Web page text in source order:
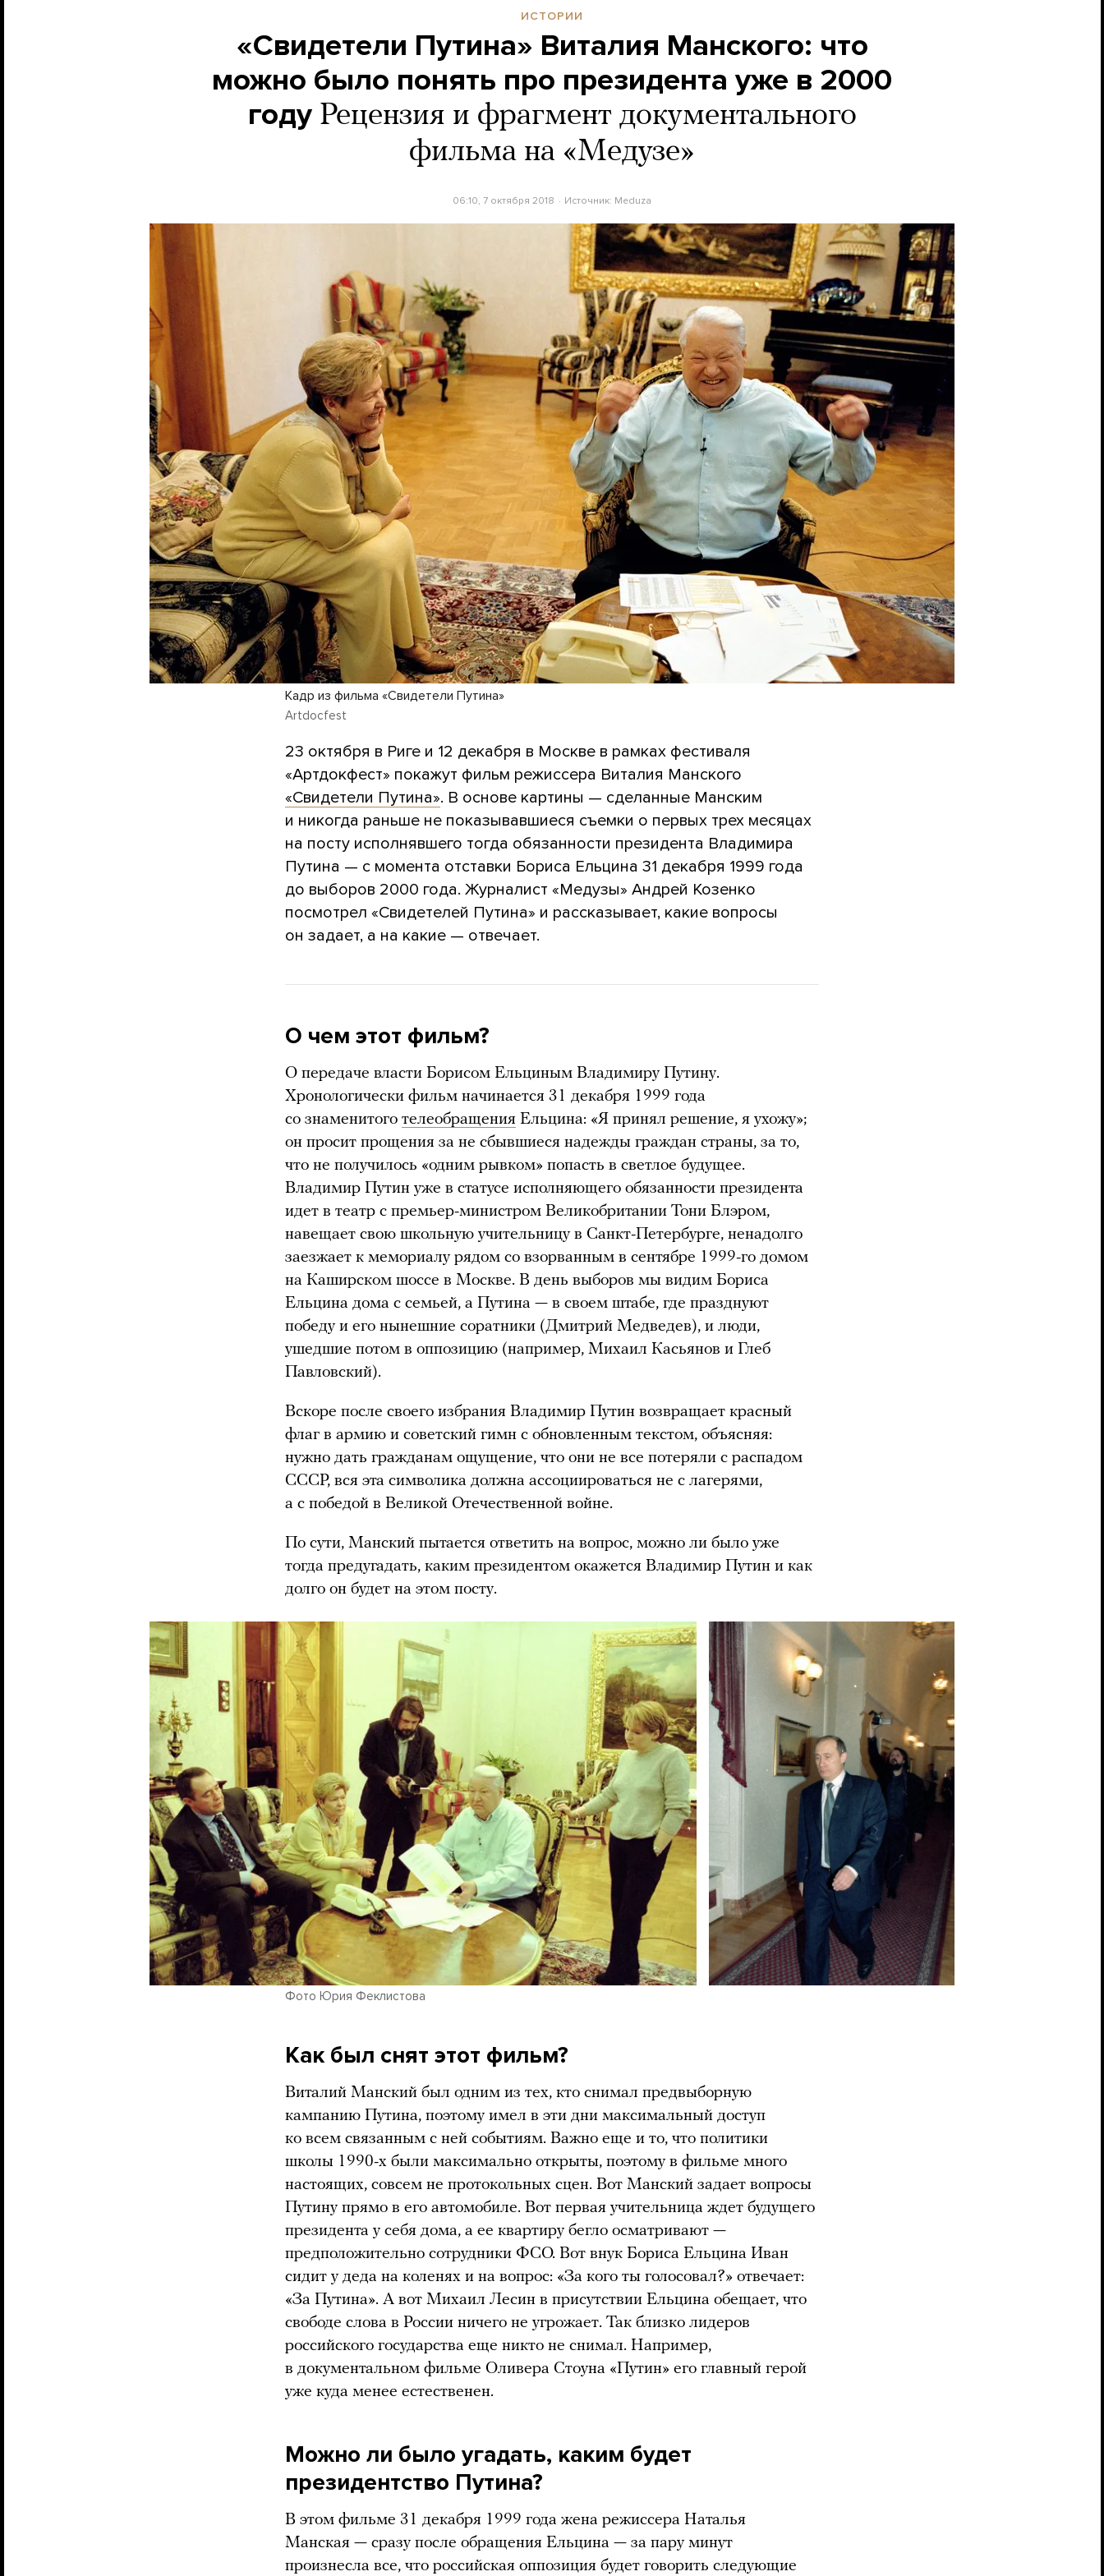
ИСТОРИИ
«Свидетели Путина» Виталия Манского: что
можно было понять про президента уже в 2000
году Рецензия и фрагмент документального
фильма на «Медузе»
06:10, 7 октября 2018 Источник: Meduza
Кадр из фильма «Свидетели Путина»
Artdocfest
23 октября в Риге и 12 декабря в Москве в рамках фестиваля
«Артдокфест» покажут фильм режиссера Виталия Манского
«Свидетели Путина». В основе картины — сделанные Манским
и никогда раньше не показывавшиеся съемки о первых трех месяцах
на посту исполнявшего тогда обязанности президента Владимира
Путина — с момента отставки Бориса Ельцина 31 декабря 1999 года
до выборов 2000 года. Журналист «Медузы» Андрей Козенко
посмотрел «Свидетелей Путина» и рассказывает, какие вопросы
он задает, а на какие — отвечает.
О чем этот фильм?
О передаче власти Борисом Ельциным Владимиру Путину.
Хронологически фильм начинается 31 декабря 1999 года
со знаменитого телеобращения Ельцина: «Я принял решение, я ухожу»;
он просит прощения за не сбывшиеся надежды граждан страны, за то,
что не получилось «одним рывком» попасть в светлое будущее.
Владимир Путин уже в статусе исполняющего обязанности президента
идет в театр с премьер-министром Великобритании Тони Блэром,
навещает свою школьную учительницу в Санкт-Петербурге, ненадолго
заезжает к мемориалу рядом со взорванным в сентябре 1999-го домом
на Каширском шоссе в Москве. В день выборов мы видим Бориса
Ельцина дома с семьей, а Путина — в своем штабе, где празднуют
победу и его нынешние соратники (Дмитрий Медведев), и люди,
ушедшие потом в оппозицию (например, Михаил Касьянов и Глеб
Павловский).
Вскоре после своего избрания Владимир Путин возвращает красный
флаг в армию и советский гимн с обновленным текстом, объясняя:
нужно дать гражданам ощущение, что они не все потеряли с распадом
СССР, вся эта символика должна ассоциироваться не с лагерями,
а с победой в Великой Отечественной войне.
По сути, Манский пытается ответить на вопрос, можно ли было уже
тогда предугадать, каким президентом окажется Владимир Путин и как
долго он будет на этом посту.
Фото Юрия Феклистова
Как был снят этот фильм?
Виталий Манский был одним из тех, кто снимал предвыборную
кампанию Путина, поэтому имел в эти дни максимальный доступ
ко всем связанным с ней событиям. Важно еще и то, что политики
школы 1990-х были максимально открыты, поэтому в фильме много
настоящих, совсем не протокольных сцен. Вот Манский задает вопросы
Путину прямо в его автомобиле. Вот первая учительница ждет будущего
президента у себя дома, а ее квартиру бегло осматривают —
предположительно сотрудники ФСО. Вот внук Бориса Ельцина Иван
сидит у деда на коленях и на вопрос: «За кого ты голосовал?» отвечает:
«За Путина». А вот Михаил Лесин в присутствии Ельцина обещает, что
свободе слова в России ничего не угрожает. Так близко лидеров
российского государства еще никто не снимал. Например,
в документальном фильме Оливера Стоуна «Путин» его главный герой
уже куда менее естественен.
Можно ли было угадать, каким будет
президентство Путина?
В этом фильме 31 декабря 1999 года жена режиссера Наталья
Манская — сразу после обращения Ельцина — за пару минут
произнесла все, что российская оппозиция будет говорить следующие